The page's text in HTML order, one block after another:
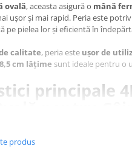
ovală, aceasta asigură o mână
ușor și mai rapid. Peria este
pe pielea lor și eficientă în
calitate, peria este ușor de
8,5 cm lățime sunt ideale pentru o
principale
pentru
produs